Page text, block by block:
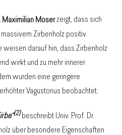
Maximilian Moserzeigt, dass sich
Zirbenholz positiv
weisen darauf hin, dass Zirbenholz
wirkt und zu mehr innerer
wurden eine geringere
Vagustonus beobachtet.
[2] beschreibt Univ. Prof. Dr.
über besondere Eigenschaften